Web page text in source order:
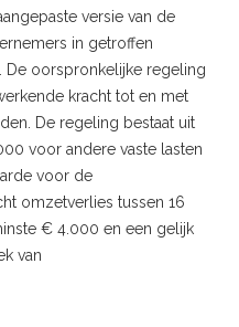
versie van de
in getroffen
De oorspronkelijke regeling
kracht tot en met
De regeling bestaat uit
voor andere vaste lasten
voor de
omzetverlies tussen 16
€ 4.000 en een gelijk
van